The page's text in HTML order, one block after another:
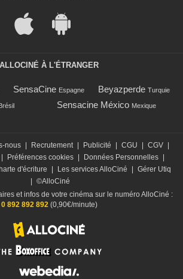
ALLOCINÉ À L'ÉTRANGER
SensaCine Espagne Beyazperde Turquie
Sensacine México Mexique
nous Recrutement Publicité CGU CGV
Préférences cookies Données Personnelles
d'écriture Les services AlloCiné
Gérer Utiq
©AlloCiné
et infos de votre cinéma sur le numéro AlloCiné :
0 892 892 892(0,90€/minute)